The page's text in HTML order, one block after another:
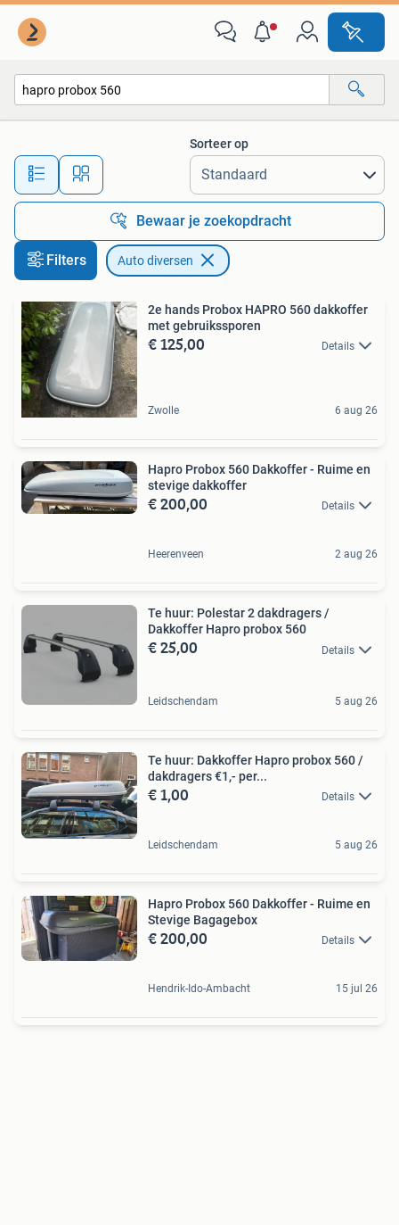
Alle afstanden…
Sorteer op
Bewaar je zoekopdracht
Filters Auto diversen
2e hands Probox HAPRO 560 dakkoffer
met gebruikssporen
€ 125,00 Details
Zwolle 6 aug 26
Hapro Probox 560 Dakkoffer - Ruime en
stevige dakkoffer
€ 200,00 Details
Heerenveen 2 aug 26
Te huur: Polestar 2 dakdragers /
Dakkoffer Hapro probox 560
€ 25,00 Details
Leidschendam 5 aug 26
Te huur: Dakkoffer Hapro probox 560 /
dakdragers €1,- per...
€ 1,00 Details
Leidschendam 5 aug 26
Hapro Probox 560 Dakkoffer - Ruime en
Stevige Bagagebox
€ 200,00 Details
Hendrik-Ido-Ambacht 15 jul 26